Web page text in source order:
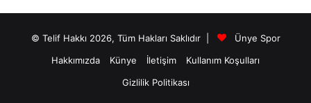
© Telif Hakkı 2026, Tüm Hakları Saklıdır |
Ünye Spor
Hakkımızda
Künye İletişim
Kullanım Koşulları
Gizlilik Politikası